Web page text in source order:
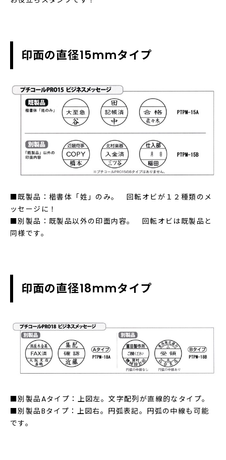
印面の直径15mmタイプ
■既製品：楷書体「姓」のみ。 回転オビが１２種類のメ
ッセージに！
■別製品：既製品以外の印面内容。 回転オビは既製品と
同様です。
印面の直径18mmタイプ
■別製品Aタイプ：上図左。文字配列が直線的なタイプ。
■別製品Bタイプ：上図右。円弧表記。円弧の中線も可能
です。